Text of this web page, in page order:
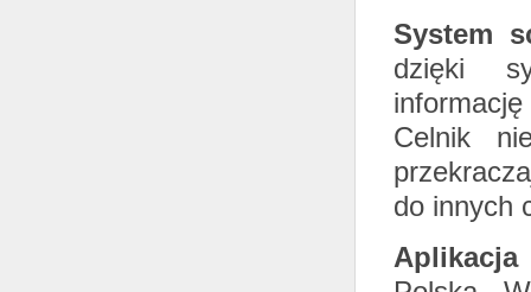
System
dzięki
Celnik
do innych